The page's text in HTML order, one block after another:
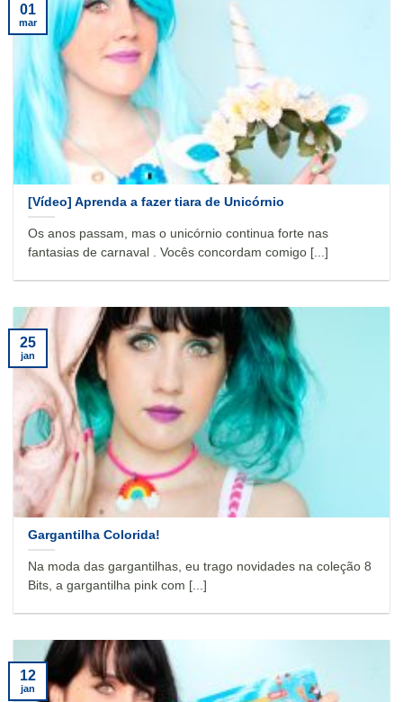
[Vídeo] Aprenda a fazer tiara de Unicórnio
Os anos passam, mas o unicórnio continua forte nas
fantasias de carnaval . Vocês concordam comigo [...]
01
mar
Gargantilha Colorida!
Na moda das gargantilhas, eu trago novidades na coleção 8
Bits, a gargantilha pink com [...]
25
jan
12
jan